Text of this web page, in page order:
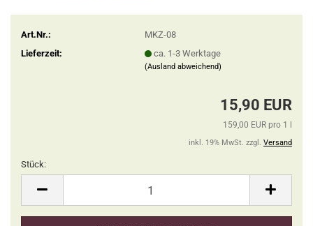
Art.Nr.:
MKZ-08
Lieferzeit:
ca. 1-3 Werktage
(Ausland abweichend)
15,90 EUR
159,00 EUR pro 1 l
inkl. 19% MwSt. zzgl. Versand
Stück: